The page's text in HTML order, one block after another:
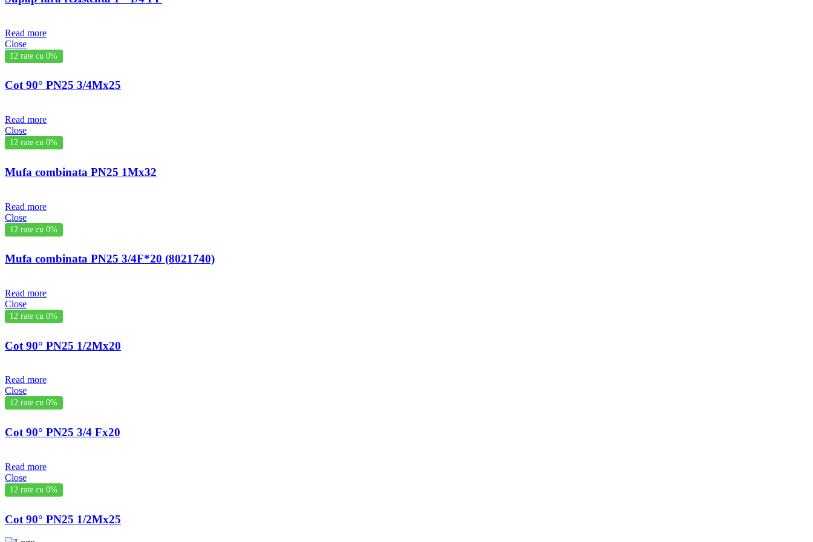
Read more
Close
12 rate cu 0%
Cot 90° PN25 3/4Mx25
Read more
Close
12 rate cu 0%
Mufa combinata PN25 1Mx32
Read more
Close
12 rate cu 0%
Mufa combinata PN25 3/4F*20 (8021740)
Read more
Close
12 rate cu 0%
Cot 90° PN25 1/2Mx20
Read more
Close
12 rate cu 0%
Cot 90° PN25 3/4 Fx20
Read more
Close
12 rate cu 0%
Cot 90° PN25 1/2Mx25